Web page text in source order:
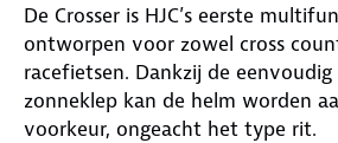
De Crosser is HJC’s eerste
ontworpen voor zowel cross
racefietsen. Dankzij de
zonneklep kan de helm worden
voorkeur, ongeacht het type rit.